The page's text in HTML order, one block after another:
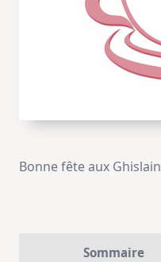
Bonne fête aux Ghislain
Sommaire